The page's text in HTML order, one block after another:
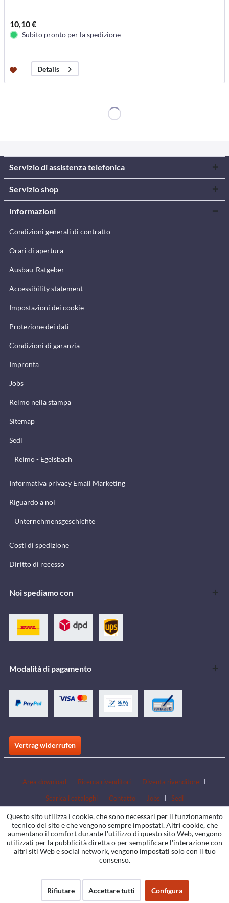
10,10 €
Subito pronto per la spedizione
Details
Servizio di assistenza telefonica
Servizio shop
Informazioni
Condizioni generali di contratto
Orari di apertura
Ausbau-Ratgeber
Accessibility statement
Impostazioni dei cookie
Protezione dei dati
Condizioni di garanzia
Impronta
Jobs
Reimo nella stampa
Sitemap
Sedi
Reimo - Egelsbach
Informativa privacy Email Marketing
Riguardo a noi
Unternehmensgeschichte
Costi di spedizione
Diritto di recesso
Noi spediamo con
Modalità di pagamento
Vertrag widerrufen
Area download Ricerca rivenditori
Diventa rivenditore
Scarica i cataloghi
Contatto Jobs Sedi
Questo sito utilizza i cookie, che sono necessari per il funzionamento
tecnico del sito e che vengono sempre impostati. Altri cookie, che
aumentano il comfort durante l'utilizzo di questo sito Web, vengono
utilizzati per la pubblicità diretta o per semplificare l'interazione con
altri siti Web e social network, vengono impostati solo con il tuo
consenso.
Rifiutare Accettare tutti Configura